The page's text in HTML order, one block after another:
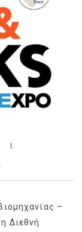
–
Διεθνή